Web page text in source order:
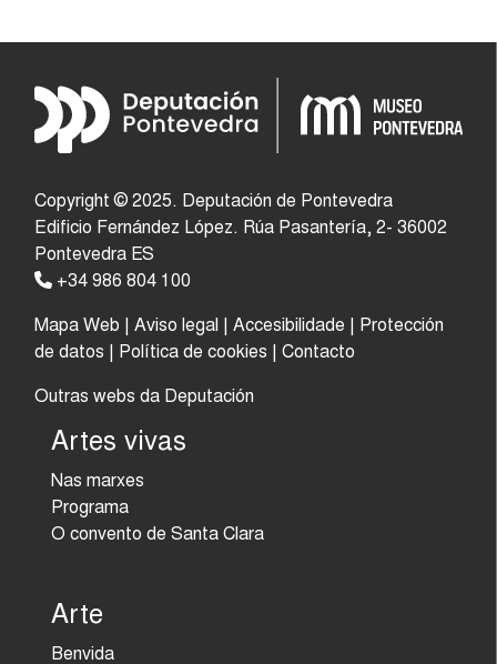
Copyright © 2025. Deputación de Pontevedra
Edificio Fernández López. Rúa Pasantería, 2- 36002
Pontevedra ES
+34 986 804 100
Mapa Web Aviso legal Accesibilidade
Protección
de datos
Política de cookies Contacto
Outras webs da Deputación
Artes vivas
Nas marxes
Programa
O convento de Santa Clara
Arte
Benvida